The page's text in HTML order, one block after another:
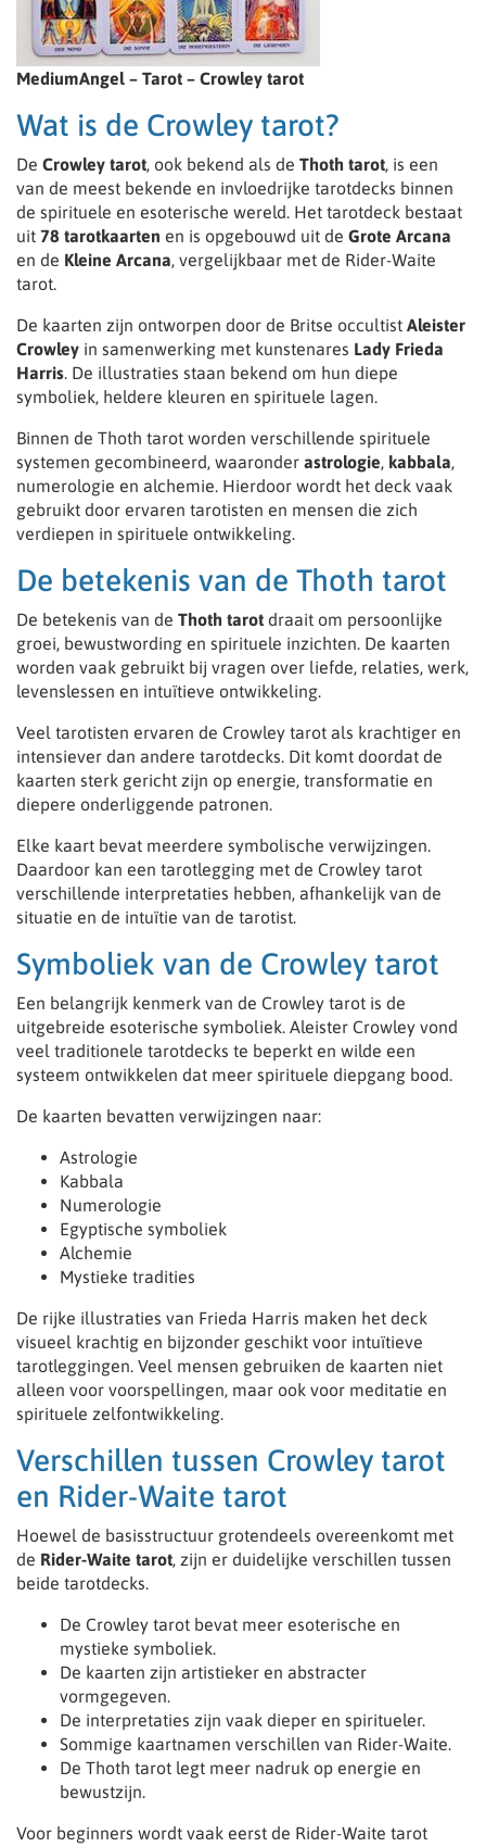
MediumAngel – Tarot – Crowley tarot
Wat is de Crowley tarot?
De Crowley tarot, ook bekend als de Thoth tarot, is een
van de meest bekende en invloedrijke tarotdecks binnen
de spirituele en esoterische wereld. Het tarotdeck bestaat
uit 78 tarotkaarten en is opgebouwd uit de Grote Arcana
en de Kleine Arcana, vergelijkbaar met de Rider-Waite
tarot.
De kaarten zijn ontworpen door de Britse occultist Aleister
Crowley in samenwerking met kunstenares Lady Frieda
Harris. De illustraties staan bekend om hun diepe
symboliek, heldere kleuren en spirituele lagen.
Binnen de Thoth tarot worden verschillende spirituele
systemen gecombineerd, waaronder astrologie, kabbala,
numerologie en alchemie. Hierdoor wordt het deck vaak
gebruikt door ervaren tarotisten en mensen die zich
verdiepen in spirituele ontwikkeling.
De betekenis van de Thoth tarot
De betekenis van de Thoth tarot draait om persoonlijke
groei, bewustwording en spirituele inzichten. De kaarten
worden vaak gebruikt bij vragen over liefde, relaties, werk,
levenslessen en intuïtieve ontwikkeling.
Veel tarotisten ervaren de Crowley tarot als krachtiger en
intensiever dan andere tarotdecks. Dit komt doordat de
kaarten sterk gericht zijn op energie, transformatie en
diepere onderliggende patronen.
Elke kaart bevat meerdere symbolische verwijzingen.
Daardoor kan een tarotlegging met de Crowley tarot
verschillende interpretaties hebben, afhankelijk van de
situatie en de intuïtie van de tarotist.
Symboliek van de Crowley tarot
Een belangrijk kenmerk van de Crowley tarot is de
uitgebreide esoterische symboliek. Aleister Crowley vond
veel traditionele tarotdecks te beperkt en wilde een
systeem ontwikkelen dat meer spirituele diepgang bood.
De kaarten bevatten verwijzingen naar:
Astrologie
Kabbala
Numerologie
Egyptische symboliek
Alchemie
Mystieke tradities
De rijke illustraties van Frieda Harris maken het deck
visueel krachtig en bijzonder geschikt voor intuïtieve
tarotleggingen. Veel mensen gebruiken de kaarten niet
alleen voor voorspellingen, maar ook voor meditatie en
spirituele zelfontwikkeling.
Verschillen tussen Crowley tarot
en Rider-Waite tarot
Hoewel de basisstructuur grotendeels overeenkomt met
de Rider-Waite tarot, zijn er duidelijke verschillen tussen
beide tarotdecks.
De Crowley tarot bevat meer esoterische en
mystieke symboliek.
De kaarten zijn artistieker en abstracter
vormgegeven.
De interpretaties zijn vaak dieper en spiritueler.
Sommige kaartnamen verschillen van Rider-Waite.
De Thoth tarot legt meer nadruk op energie en
bewustzijn.
Voor beginners wordt vaak eerst de Rider-Waite tarot